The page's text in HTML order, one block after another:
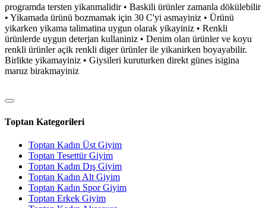
programda tersten yikanmalidir • Baskili ürünler zamanla dökülebilir
• Yikamada ürünü bozmamak için 30 C'yi asmayiniz • Ürünü
yikarken yikama talimatina uygun olarak yikayiniz • Renkli
ürünlerde uygun deterjan kullaniniz • Denim olan ürünler ve koyu
renkli ürünler açik renkli diger ürünler ile yikanirken boyayabilir.
Birlikte yikamayiniz • Giysileri kuruturken direkt günes isigina
maruz birakmayiniz
Toptan Kategorileri
Toptan Kadın Üst Giyim
Toptan Tesettür Giyim
Toptan Kadın Dış Giyim
Toptan Kadın Alt Giyim
Toptan Kadın Spor Giyim
Toptan Erkek Giyim